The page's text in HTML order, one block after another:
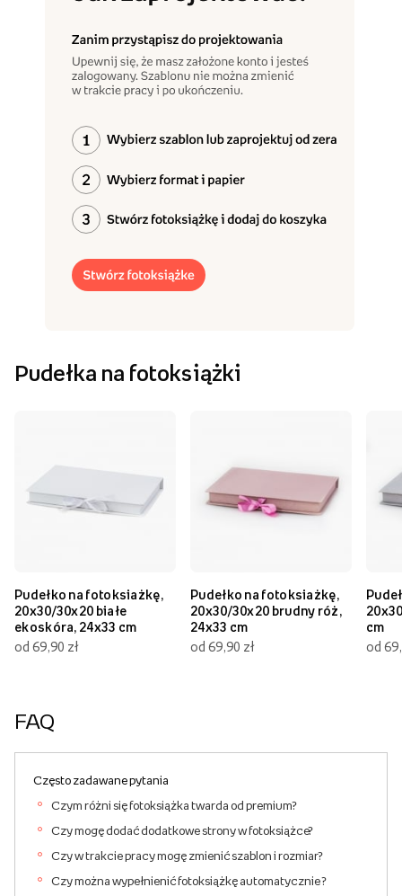
Pudełka na fotoksiążki
Pudełko na fotoksiażkę,
20x30/30x20 białe
ekoskóra, 24x33 cm
od 69,90 zł
Pudełko na fotoksiażkę,
20x30/30x20 brudny róż,
24x33 cm
od 69,90 zł
cm
od
FAQ
Często zadawane pytania
Czym różni się fotoksiążka twarda od premium?
Czy mogę dodać dodatkowe strony w fotoksiążce?
Czy w trakcie pracy mogę zmienić szablon i rozmiar?
Czy można wypełnienić fotoksiążkę automatycznie ?